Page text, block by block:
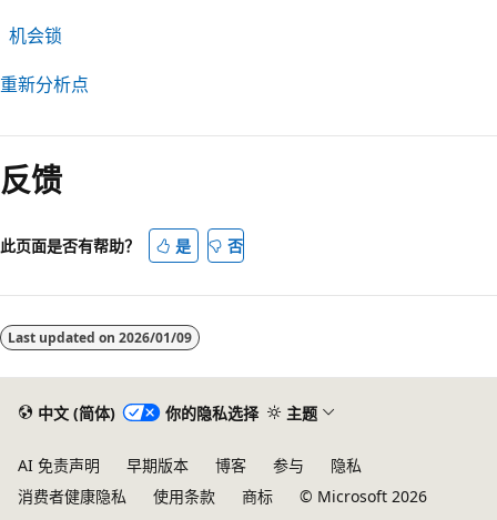
机会锁
重新分析点
反馈
此页面是否有帮助？ 是 否
Last updated on 2026/01/09
中文 (简体) 你的隐私选择 主题
AI 免责声明 早期版本 博客 参与
隐私
消费者健康隐私
使用条款 商标 © Microsoft 2026